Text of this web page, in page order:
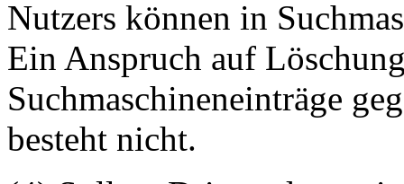
Nutzers können in
Ein Anspruch auf
Suchmaschineneinträge
besteht nicht.